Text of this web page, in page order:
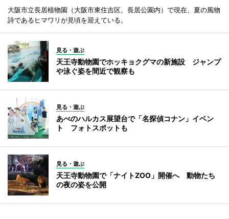
大阪市立長居植物園（大阪市東住吉区、長居公園内）で現在、夏の風物
詩であるヒマワリが見頃を迎えている。
見る・遊ぶ
天王寺動物園でホッキョクグマの新施設 ジャンプ
や泳ぐ姿を間近で観察も
見る・遊ぶ
あべのハルカス展望台で「名探偵コナン」イベン
ト フォトスポットも
見る・遊ぶ
天王寺動物園で「ナイトZOO」開催へ 動物たち
の夜の姿を公開